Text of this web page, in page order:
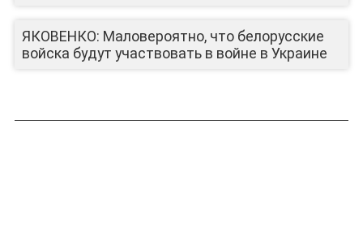
ЯКОВЕНКО: Маловероятно, что белорусские
войска будут участвовать в войне в Украине